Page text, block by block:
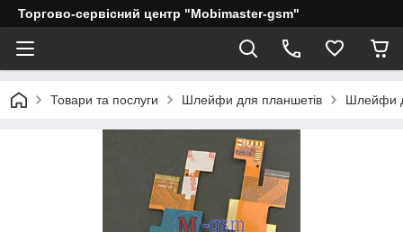
Торгово-сервісний центр "Mobimaster-gsm"
Товари та послуги Шлейфи для планшетів Шлейфи